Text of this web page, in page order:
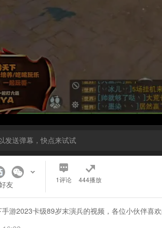
发送弹幕，快点来试试
友 1评论 444播放
游2023卡级89岁末演兵的视频，各位小伙伴喜